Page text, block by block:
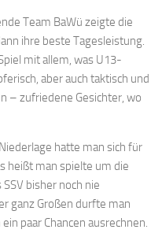
Team BaWü zeigte die
ihre beste Tagesleistung.
mit allem, was U13-
aber auch taktisch und
– zufriedene Gesichter, wo
hatte man sich für
heißt man spielte um die
bisher noch nie
ganz Großen durfte man
paar Chancen ausrechnen.